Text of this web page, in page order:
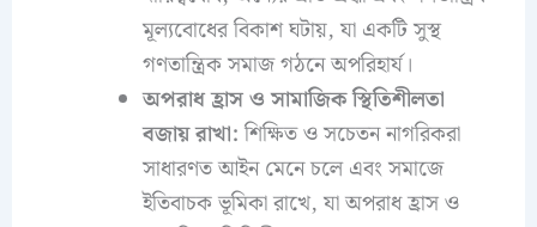
মূল্যবোধের বিকাশ ঘটায়, যা একটি সুস্থ
গণতান্ত্রিক সমাজ গঠনে অপরিহার্য।
অপরাধ হ্রাস ও সামাজিক স্থিতিশীলতা
বজায় রাখা: শিক্ষিত ও সচেতন নাগরিকরা
সাধারণত আইন মেনে চলে এবং সমাজে
ইতিবাচক ভূমিকা রাখে, যা অপরাধ হ্রাস ও